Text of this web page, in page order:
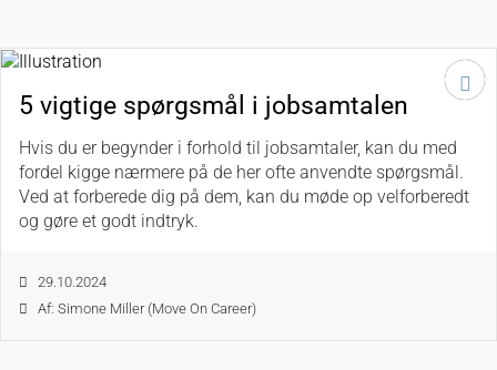
5 vigtige spørgsmål i jobsamtalen
Hvis du er begynder i forhold til jobsamtaler, kan du med
fordel kigge nærmere på de her ofte anvendte spørgsmål.
Ved at forberede dig på dem, kan du møde op velforberedt
og gøre et godt indtryk.
29.10.2024
Af: Simone Miller (Move On Career)